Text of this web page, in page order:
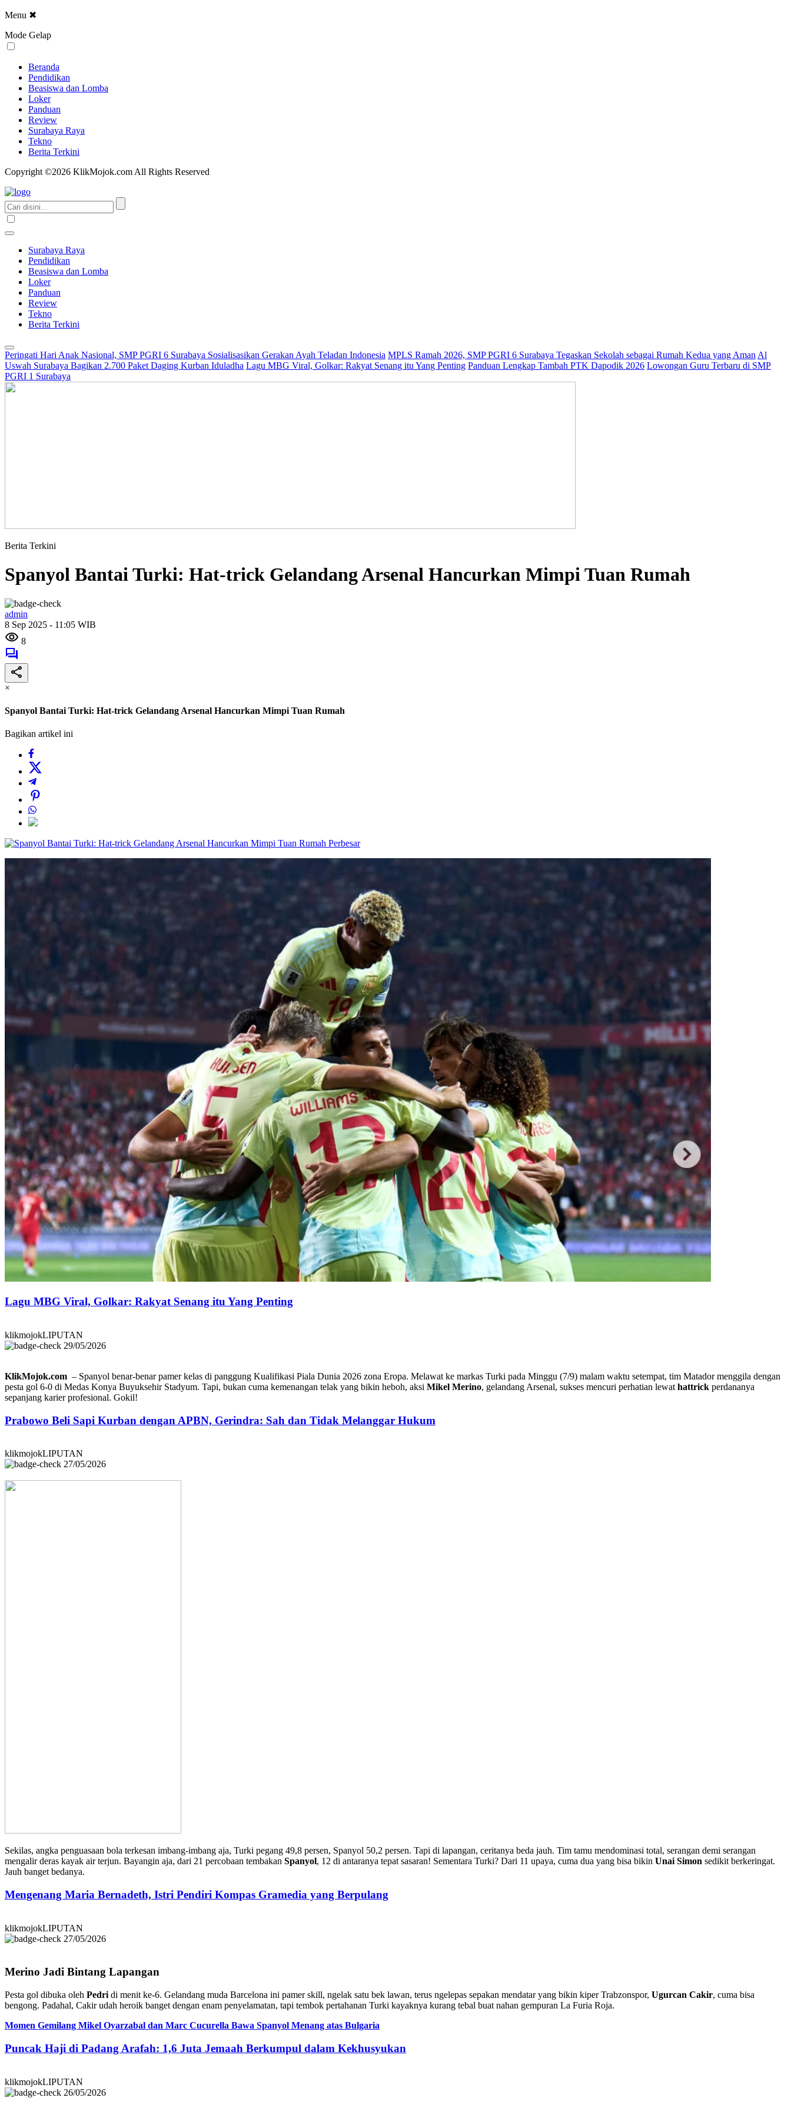
Menu ✖
Mode Gelap
Beranda
Pendidikan
Beasiswa dan Lomba
Loker
Panduan
Review
Surabaya Raya
Tekno
Berita Terkini
Copyright ©2026 KlikMojok.com All Rights Reserved
Surabaya Raya
Pendidikan
Beasiswa dan Lomba
Loker
Panduan
Review
Tekno
Berita Terkini
Peringati Hari Anak Nasional, SMP PGRI 6 Surabaya Sosialisasikan Gerakan Ayah Teladan Indonesia MPLS Ramah 2026, SMP PGRI 6 Surabaya Tegaskan Sekolah sebagai Rumah Kedua yang Aman Al
Uswah Surabaya Bagikan 2.700 Paket Daging Kurban Iduladha Lagu MBG Viral, Golkar: Rakyat Senang itu Yang Penting Panduan Lengkap Tambah PTK Dapodik 2026 Lowongan Guru Terbaru di SMP
PGRI 1 Surabaya
Berita Terkini
Spanyol Bantai Turki: Hat-trick Gelandang Arsenal Hancurkan Mimpi Tuan Rumah
admin
8 Sep 2025 - 11:05 WIB
8
×
Spanyol Bantai Turki: Hat-trick Gelandang Arsenal Hancurkan Mimpi Tuan Rumah
Bagikan artikel ini
Perbesar
Lagu MBG Viral, Golkar: Rakyat Senang itu Yang Penting
klikmojokLIPUTAN
29/05/2026
KlikMojok.com – Spanyol benar-benar pamer kelas di panggung Kualifikasi Piala Dunia 2026 zona Eropa. Melawat ke markas Turki pada Minggu (7/9) malam waktu setempat, tim Matador menggila dengan
pesta gol 6-0 di Medas Konya Buyuksehir Stadyum. Tapi, bukan cuma kemenangan telak yang bikin heboh, aksi Mikel Merino, gelandang Arsenal, sukses mencuri perhatian lewat hattrick perdananya
sepanjang karier profesional. Gokil!
Prabowo Beli Sapi Kurban dengan APBN, Gerindra: Sah dan Tidak Melanggar Hukum
klikmojokLIPUTAN
27/05/2026
Sekilas, angka penguasaan bola terkesan imbang-imbang aja, Turki pegang 49,8 persen, Spanyol 50,2 persen. Tapi di lapangan, ceritanya beda jauh. Tim tamu mendominasi total, serangan demi serangan
mengalir deras kayak air terjun. Bayangin aja, dari 21 percobaan tembakan Spanyol, 12 di antaranya tepat sasaran! Sementara Turki? Dari 11 upaya, cuma dua yang bisa bikin Unai Simon sedikit berkeringat.
Jauh banget bedanya.
Mengenang Maria Bernadeth, Istri Pendiri Kompas Gramedia yang Berpulang
klikmojokLIPUTAN
27/05/2026
Merino Jadi Bintang Lapangan
Pesta gol dibuka oleh Pedri di menit ke-6. Gelandang muda Barcelona ini pamer skill, ngelak satu bek lawan, terus ngelepas sepakan mendatar yang bikin kiper Trabzonspor, Ugurcan Cakir, cuma bisa
bengong. Padahal, Cakir udah heroik banget dengan enam penyelamatan, tapi tembok pertahanan Turki kayaknya kurang tebal buat nahan gempuran La Furia Roja.
Momen Gemilang Mikel Oyarzabal dan Marc Cucurella Bawa Spanyol Menang atas Bulgaria
Puncak Haji di Padang Arafah: 1,6 Juta Jemaah Berkumpul dalam Kekhusyukan
klikmojokLIPUTAN
26/05/2026